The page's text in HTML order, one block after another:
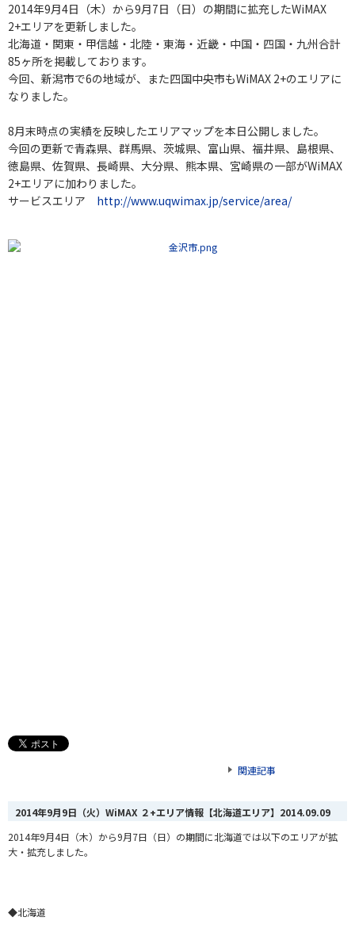
2014年9月4日（木）から9月7日（日）の期間に拡充したWiMAX
2+エリアを更新しました。
北海道・関東・甲信越・北陸・東海 ・ 近畿・中国・四国・九州合計
85ヶ所を掲載しております。
今回、新潟市で6の地域が、また四国中央市もWiMAX 2+のエリアに
なりました。
8月末時点の実績を反映したエリアマップを本日公開しました。
今回の更新で青森県、群馬県、茨城県、富山県、福井県、島根県、
徳島県、佐賀県、長崎県、大分県、熊本県、宮崎県の一部がWiMAX
2+エリアに加わりました。
サービスエリア http://www.uqwimax.jp/service/area/
関連記事
2014年9月9日（火）WiMAX ２+エリア情報【北海道エリア】 2014.09.09
2014年9月4日（木）から9月7日（日） の期間に北海道では以下のエリアが拡
大・拡充しました。
◆北海道